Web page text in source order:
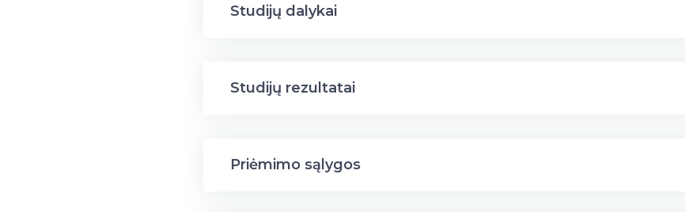
Studijų dalykai
Studijų rezultatai
Priėmimo sąlygos